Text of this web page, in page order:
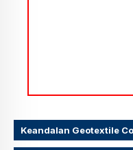
Keandalan Geotextile